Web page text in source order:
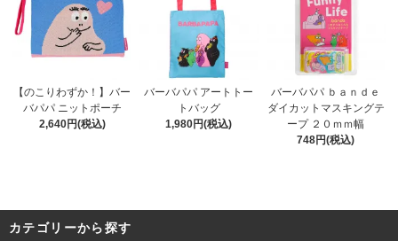
【のこりわずか！】バー
バパパ ニットポーチ
2,640円(税込)
バーバパパ アートトー
トバッグ
1,980円(税込)
バーバパパ ｂａｎｄｅ
ダイカットマスキングテ
ープ ２０ｍｍ幅
748円(税込)
カテゴリーから探す